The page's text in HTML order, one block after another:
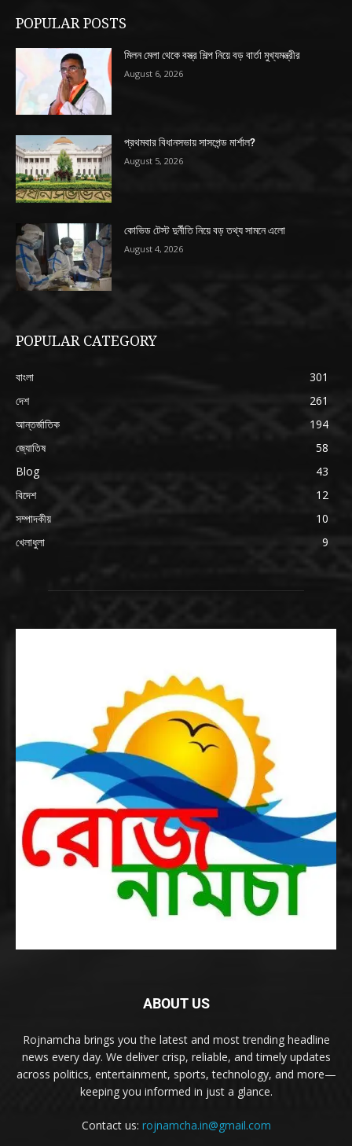
POPULAR POSTS
মিলন মেলা থেকে বস্ত্র শিল্প নিয়ে বড় বার্তা মুখ্যমন্ত্রীর
August 6, 2026
প্রথমবার বিধানসভায় সাসপেন্ড মার্শাল?
August 5, 2026
কোভিড টেস্ট দুর্নীতি নিয়ে বড় তথ্য সামনে এলো
August 4, 2026
POPULAR CATEGORY
বাংলা
301
দেশ
261
আন্তর্জাতিক
194
জ্যোতিষ
58
Blog
43
বিদেশ
12
সম্পাদকীয়
10
খেলাধুলা
9
ABOUT US
Rojnamcha brings you the latest and most trending headline
news every day. We deliver crisp, reliable, and timely updates
across politics, entertainment, sports, technology, and more—
keeping you informed in just a glance.
Contact us: rojnamcha.in@gmail.com